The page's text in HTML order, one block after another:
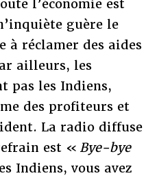
l’économie est
guère le
à réclamer des aides
ailleurs, les
pas les Indiens,
des profiteurs et
La radio diffuse
est « Bye-bye
Indiens, vous avez